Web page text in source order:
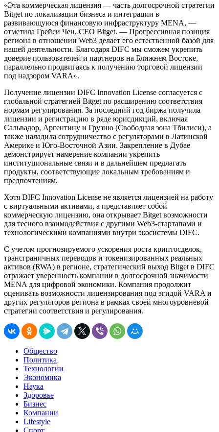
«Эта коммерческая лицензия — часть долгосрочной стратегии
Bitget по локализации бизнеса и интеграции в
развивающуюся финансовую инфраструктуру MENA, —
отметила Грейси Чен, CEO Bitget. — Прогрессивная позиция
региона в отношении Web3 делает его естественной базой для
нашей деятельности. Благодаря DIFC мы сможем укрепить
доверие пользователей и партнеров на Ближнем Востоке,
параллельно продвигаясь к получению торговой лицензии
под надзором VARA».
Получение лицензии DIFC Innovation License согласуется с
глобальной стратегией Bitget по расширению соответствия
нормам регулирования. За последний год биржа получила
лицензии и регистрацию в ряде юрисдикций, включая
Сальвадор, Аргентину и Грузию (Свободная зона Тбилиси), а
также наладила сотрудничество с регуляторами в Латинской
Америке и Юго-Восточной Азии. Закрепление в Дубае
демонстрирует намерение компании укрепить
институциональные связи и в дальнейшем предлагать
продукты, соответствующие локальным требованиям и
предпочтениям.
Хотя DIFC Innovation License не является лицензией на работу
с виртуальными активами, а представляет собой
коммерческую лицензию, она открывает Bitget возможности
для тесного взаимодействия с другими Web3-стартапами и
технологическими компаниями внутри экосистемы DIFC.
С учетом прогнозируемого ускорения роста криптосделок,
трансграничных переводов и токенизированных реальных
активов (RWA) в регионе, стратегический выход Bitget в DIFC
отражает уверенность компании в долгосрочной значимости
MENA для цифровой экономики. Компания продолжит
оценивать возможности лицензирования под эгидой VARA и
других регуляторов региона в рамках своей многоуровневой
стратегии соответствия и регулирования.
Общество
Политика
Технологии
Экономика
Наука
Здоровье
Бизнес
Компании
Lifestyle
Спорт